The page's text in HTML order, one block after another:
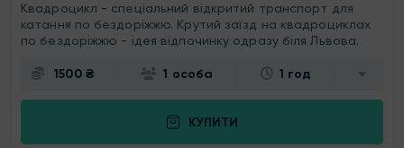
Квадроцикл - спеціальний відкритий транспорт для
катання по бездоріжжю. Крутий заїзд на квадроциклах
по бездоріжжю - ідея відпочинку одразу біля Львова.
1500 ₴ 1 особа 1 год
КУПИТИ